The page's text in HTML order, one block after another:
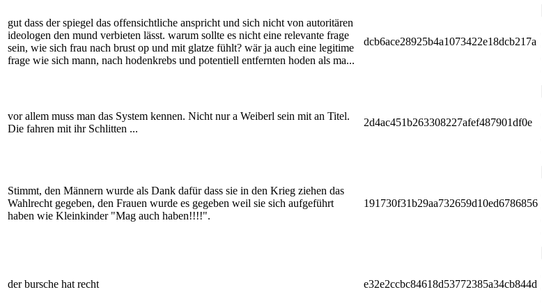
gut dass der spiegel das offensichtliche anspricht und sich nicht von autoritären
ideologen den mund verbieten lässt. warum sollte es nicht eine relevante frage
sein, wie sich frau nach brust op und mit glatze fühlt? wär ja auch eine legitime
frage wie sich mann, nach hodenkrebs und potentiell entfernten hoden als ma...
dcb6ace28925b4a1073422e18dcb217a
vor allem muss man das System kennen. Nicht nur a Weiberl sein mit an Titel.
Die fahren mit ihr Schlitten ...
2d4ac451b263308227afef487901df0e
Stimmt, den Männern wurde als Dank dafür dass sie in den Krieg ziehen das
Wahlrecht gegeben, den Frauen wurde es gegeben weil sie sich aufgeführt
haben wie Kleinkinder "Mag auch haben!!!!".
191730f31b29aa732659d10ed6786856
der bursche hat recht e32e2ccbc84618d53772385a34cb844d